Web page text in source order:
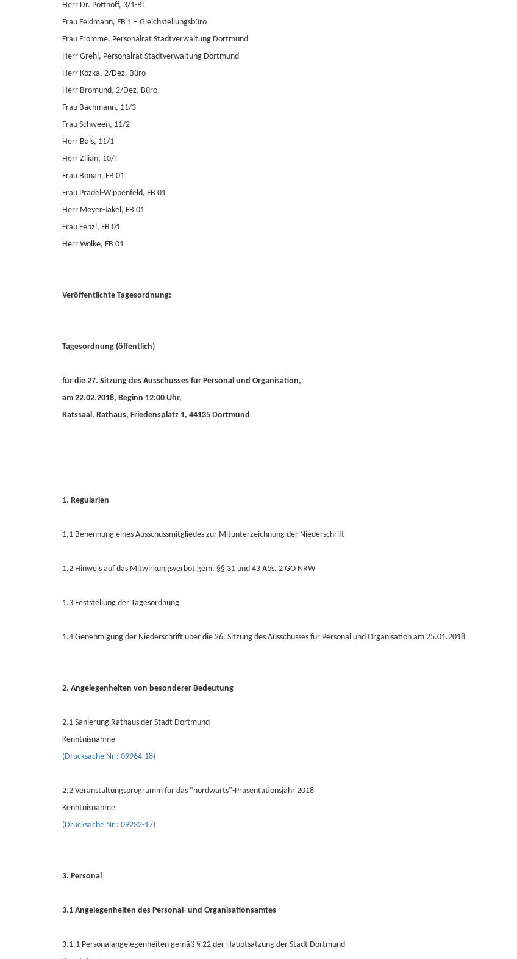
Herr Dr. Potthoff, 3/1-BL
Frau Feldmann, FB 1 – Gleichstellungsbüro
Frau Fromme, Personalrat Stadtverwaltung Dortmund
Herr Grehl, Personalrat Stadtverwaltung Dortmund
Herr Kozka, 2/Dez.-Büro
Herr Bromund, 2/Dez.-Büro
Frau Bachmann, 11/3
Frau Schween, 11/2
Herr Bals, 11/1
Herr Zilian, 10/T
Frau Bonan, FB 01
Frau Pradel-Wippenfeld, FB 01
Herr Meyer-Jäkel, FB 01
Frau Fenzl, FB 01
Herr Wolke, FB 01
Veröffentlichte Tagesordnung:
Tagesordnung (öffentlich)
für die 27. Sitzung des Ausschusses für Personal und Organisation,
am 22.02.2018, Beginn 12:00 Uhr,
Ratssaal, Rathaus, Friedensplatz 1, 44135 Dortmund
1. Regularien
1.1 Benennung eines Ausschussmitgliedes zur Mitunterzeichnung der Niederschrift
1.2 Hinweis auf das Mitwirkungsverbot gem. §§ 31 und 43 Abs. 2 GO NRW
1.3 Feststellung der Tagesordnung
1.4 Genehmigung der Niederschrift über die 26. Sitzung des Ausschusses für Personal und Organisation am 25.01.2018
2. Angelegenheiten von besonderer Bedeutung
2.1 Sanierung Rathaus der Stadt Dortmund
Kenntnisnahme
(Drucksache Nr.: 09964-18)
2.2 Veranstaltungsprogramm für das "nordwärts"-Präsentationsjahr 2018
Kenntnisnahme
(Drucksache Nr.: 09232-17)
3. Personal
3.1 Angelegenheiten des Personal- und Organisationsamtes
3.1.1 Personalangelegenheiten gemäß § 22 der Hauptsatzung der Stadt Dortmund